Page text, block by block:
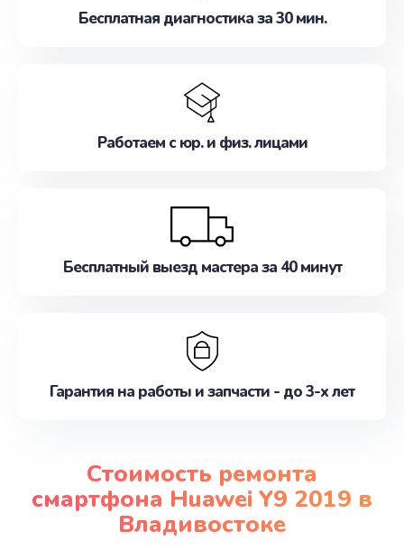
Бесплатная диагностика за 30 мин.
Работаем с юр. и физ. лицами
Бесплатный выезд мастера за 40 минут
Гарантия на работы и запчасти - до 3-х лет
Стоимость ремонта
смартфона Huawei Y9 2019 в
Владивостоке